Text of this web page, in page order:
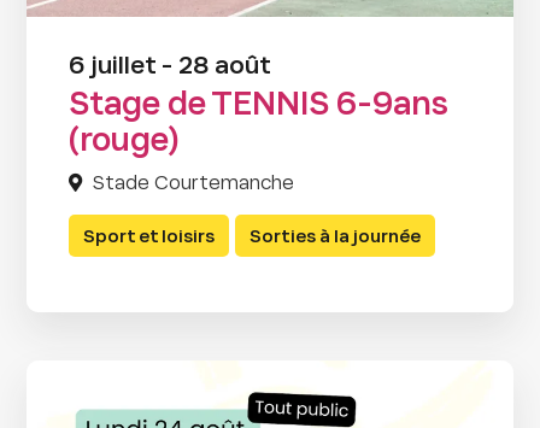
6 juillet - 28 août
Stage de TENNIS 6-9ans
(rouge)
Stade Courtemanche
Sport et loisirs Sorties à la journée